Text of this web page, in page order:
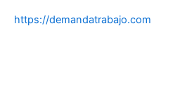
https://demandatrabajo.com